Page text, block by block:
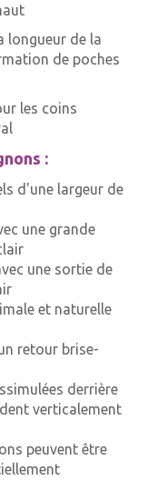
longueur de la
de poches
les coins
:
d'une largeur de
une grande
une sortie de
et naturelle
retour brise-
derrière
verticalement
peuvent être